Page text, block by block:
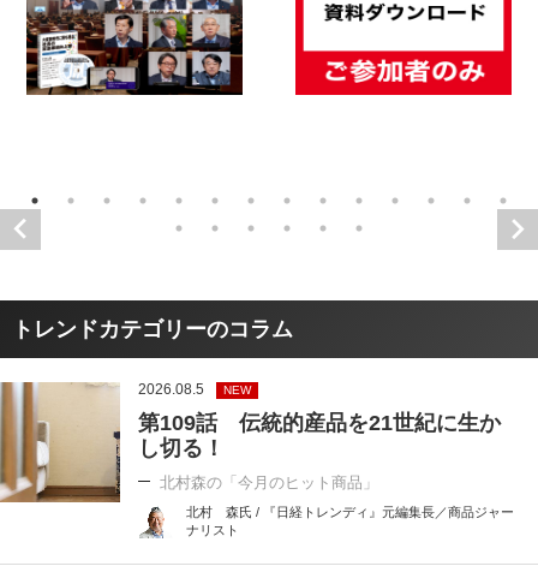
トレンドカテゴリーのコラム
2026.08.5 NEW
第109話 伝統的産品を21世紀に生か
し切る！
北村森の「今月のヒット商品」
北村 森氏 / 『日経トレンディ』元編集長／商品ジャー
ナリスト